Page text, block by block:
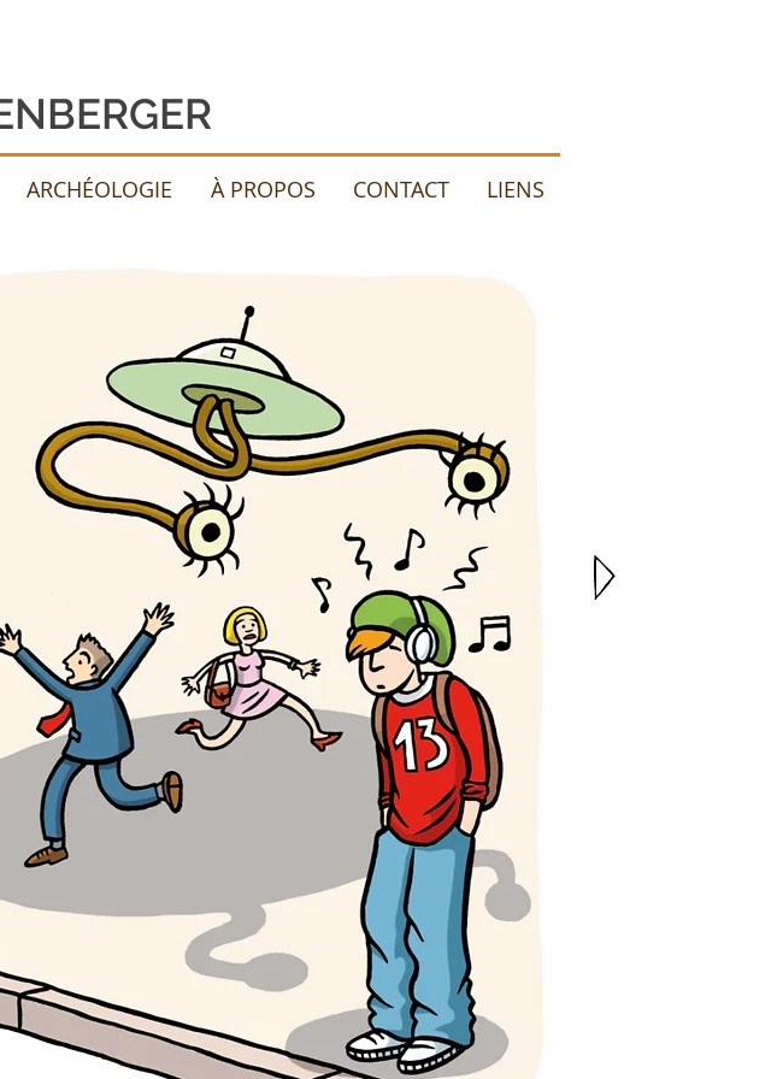
ARCHÉOLOGIE À PROPOS CONTACT LIENS